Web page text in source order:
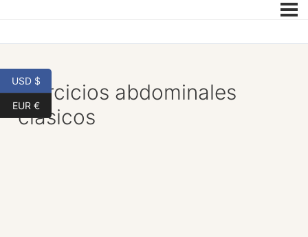
Ejercicios abdominales
clásicos
USD $
EUR €